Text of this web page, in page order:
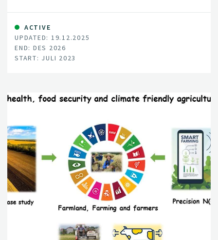
ACTIVE
UPDATED: 19.12.2025
END: DES 2026
START: JULI 2023